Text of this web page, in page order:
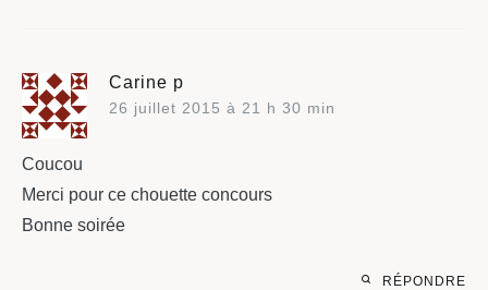
Carine p
26 juillet 2015 à 21 h 30 min
Coucou
Merci pour ce chouette concours
Bonne soirée
RÉPONDRE